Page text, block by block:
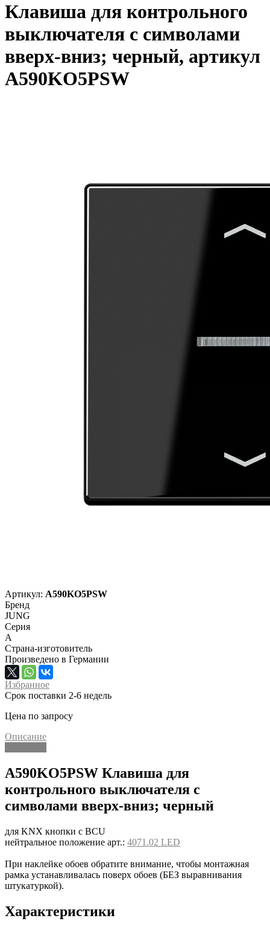
Клавиша для контрольного
выключателя с символами
вверх-вниз; черный, артикул
A590KO5PSW
Артикул: A590KO5PSW
Бренд
JUNG
Серия
A
Страна-изготовитель
Произведено в Германии
Избранное
Срок поставки 2-6 недель
Цена по запросу
Описание
A590KO5PSW Клавиша для
контрольного выключателя с
символами вверх-вниз; черный
для KNX кнопки с BCU
нейтральное положение арт.: 4071.02 LED
При наклейке обоев обратите внимание, чтобы монтажная
рамка устанавливалась поверх обоев (БЕЗ выравнивания
штукатуркой).
Характеристики